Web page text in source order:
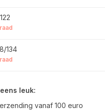
134
leuk:
vanaf 100 euro